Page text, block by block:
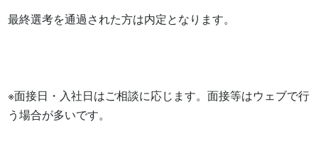
最終選考を通過された方は内定となります。
※面接日・入社日はご相談に応じます。面接等はウェブで行
う場合が多いです。